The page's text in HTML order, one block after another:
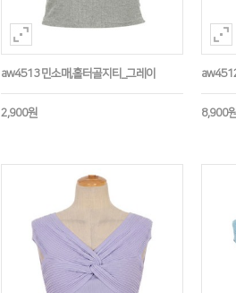
aw4513 민소매,홀터골지티_그레이
2,900원 8,900